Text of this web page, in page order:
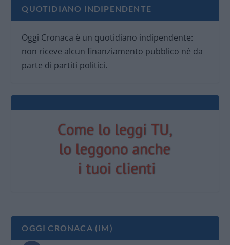
QUOTIDIANO INDIPENDENTE
Oggi Cronaca è un quotidiano indipendente:
non riceve alcun finanziamento pubblico nè da
parte di partiti politici.
OGGI CRONACA (IM)